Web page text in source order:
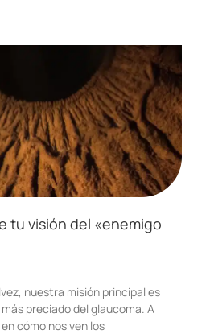
tu visión del «enemigo
nuestra misión principal es
preciado del glaucoma. A
cómo nos ven los